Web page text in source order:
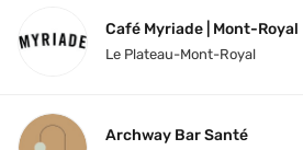
Café Myriade | Mont-Royal
Le Plateau-Mont-Royal
Archway Bar Santé